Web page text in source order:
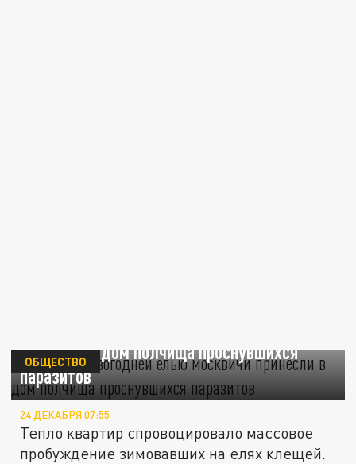
принесли в дом полчища проснувшихся
паразитов
ОБЩЕСТВО
24 ДЕКАБРЯ 07:55
Тепло квартир спровоцировало массовое
пробуждение зимовавших на елях клещей.